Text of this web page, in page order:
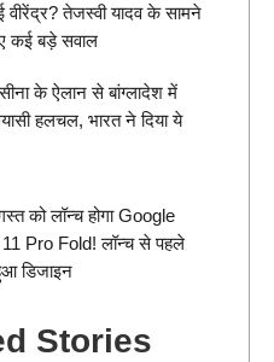
वीरेंद्र? तेजस्वी यादव के सामने
कई बड़े सवाल
के ऐलान से बांग्लादेश में
हलचल, भारत ने दिया ये
को लॉन्च होगा Google
Pro Fold! लॉन्च से पहले
डिजाइन
Stories